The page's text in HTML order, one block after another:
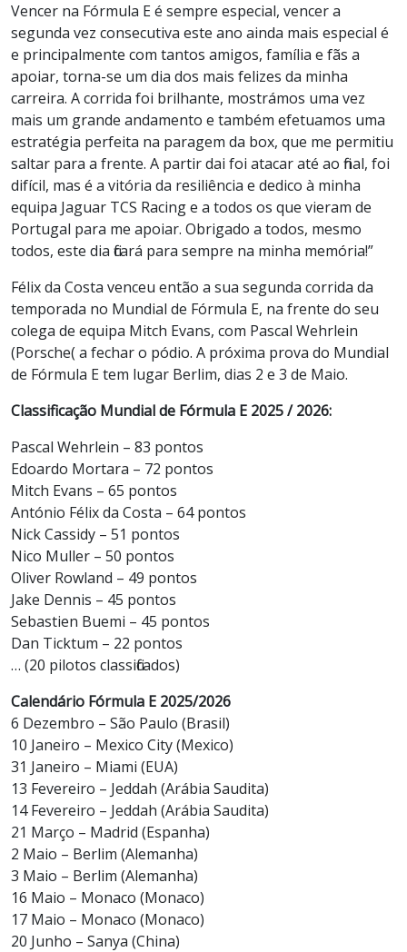
Vencer na Fórmula E é sempre especial, vencer a
segunda vez consecutiva este ano ainda mais especial é
e principalmente com tantos amigos, família e fãs a
apoiar, torna-se um dia dos mais felizes da minha
carreira. A corrida foi brilhante, mostrámos uma vez
mais um grande andamento e também efetuamos uma
estratégia perfeita na paragem da box, que me permitiu
saltar para a frente. A partir dai foi atacar até ao final, foi
difícil, mas é a vitória da resiliência e dedico à minha
equipa Jaguar TCS Racing e a todos os que vieram de
Portugal para me apoiar. Obrigado a todos, mesmo
todos, este dia ficará para sempre na minha memória!”
Félix da Costa venceu então a sua segunda corrida da
temporada no Mundial de Fórmula E, na frente do seu
colega de equipa Mitch Evans, com Pascal Wehrlein
(Porsche( a fechar o pódio. A próxima prova do Mundial
de Fórmula E tem lugar Berlim, dias 2 e 3 de Maio.
Classificação Mundial de Fórmula E 2025 / 2026:
Pascal Wehrlein – 83 pontos
Edoardo Mortara – 72 pontos
Mitch Evans – 65 pontos
António Félix da Costa – 64 pontos
Nick Cassidy – 51 pontos
Nico Muller – 50 pontos
Oliver Rowland – 49 pontos
Jake Dennis – 45 pontos
Sebastien Buemi – 45 pontos
Dan Ticktum – 22 pontos
… (20 pilotos classificados)
Calendário Fórmula E 2025/2026
6 Dezembro – São Paulo (Brasil)
10 Janeiro – Mexico City (Mexico)
31 Janeiro – Miami (EUA)
13 Fevereiro – Jeddah (Arábia Saudita)
14 Fevereiro – Jeddah (Arábia Saudita)
21 Março – Madrid (Espanha)
2 Maio – Berlim (Alemanha)
3 Maio – Berlim (Alemanha)
16 Maio – Monaco (Monaco)
17 Maio – Monaco (Monaco)
20 Junho – Sanya (China)